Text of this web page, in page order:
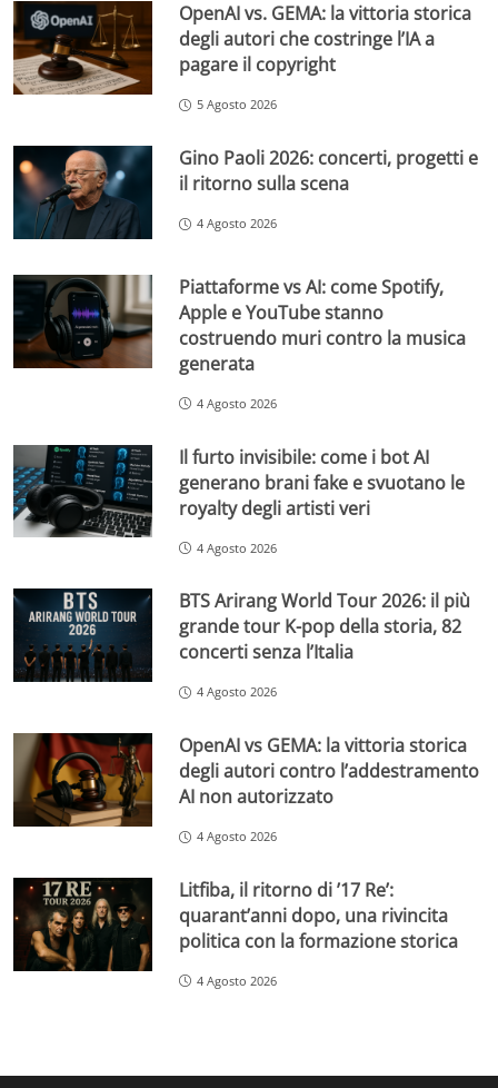
OpenAI vs. GEMA: la vittoria storica
degli autori che costringe l’IA a
pagare il copyright
5 Agosto 2026
Gino Paoli 2026: concerti, progetti e
il ritorno sulla scena
4 Agosto 2026
Piattaforme vs AI: come Spotify,
Apple e YouTube stanno
costruendo muri contro la musica
generata
4 Agosto 2026
Il furto invisibile: come i bot AI
generano brani fake e svuotano le
royalty degli artisti veri
4 Agosto 2026
BTS Arirang World Tour 2026: il più
grande tour K-pop della storia, 82
concerti senza l’Italia
4 Agosto 2026
OpenAI vs GEMA: la vittoria storica
degli autori contro l’addestramento
AI non autorizzato
4 Agosto 2026
Litfiba, il ritorno di ’17 Re’:
quarant’anni dopo, una rivincita
politica con la formazione storica
4 Agosto 2026